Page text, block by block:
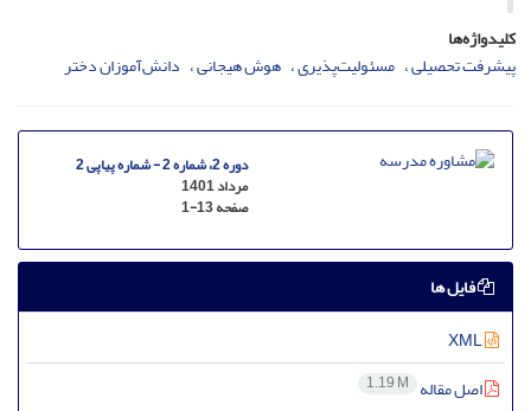
کلیدواژه‌ها
پیشرفت تحصیلی مسئولیت‌پذیری هوش هیجانی دانش‌آموزان دختر
دوره 2، شماره 2 - شماره پیاپی 2
مرداد 1401
صفحه1-13
فایل ها
اصل مقاله 1.19 M